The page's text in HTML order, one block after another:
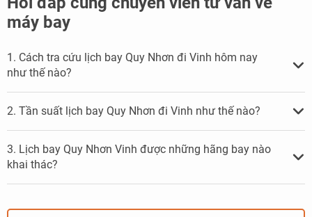
máy bay
1. Cách tra cứu lịch bay Quy Nhơn đi Vinh hôm nay
như thế nào?
2. Tần suất lịch bay Quy Nhơn đi Vinh như thế nào?
3. Lịch bay Quy Nhơn Vinh được những hãng bay nào
khai thác?